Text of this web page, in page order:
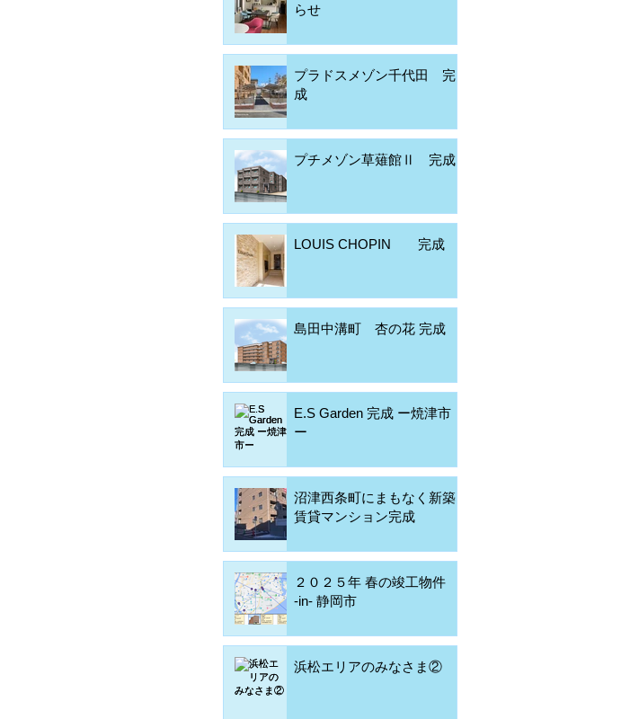
らせ
プラドスメゾン千代田 完
成
プチメゾン草薙館Ⅱ 完成
LOUIS CHOPIN 完成
島田中溝町 杏の花 完成
E.S Garden 完成 ー焼津市
ー
沼津西条町にまもなく新築
賃貸マンション完成
２０２５年 春の竣工物件
‐in‐ 静岡市
浜松エリアのみなさま②